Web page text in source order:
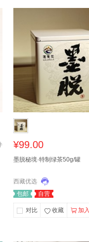
¥99.00
墨脱秘境·特制绿茶50g/罐
西藏优选
包邮
自营
对比 收藏 加